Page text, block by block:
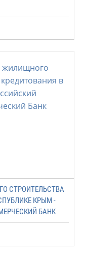
СТРОИТЕЛЬСТВА
КРЫМ -
БАНК